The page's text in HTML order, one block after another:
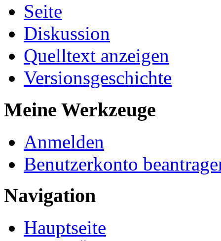
Seite
Diskussion
Quelltext anzeigen
Versionsgeschichte
Meine Werkzeuge
Anmelden
Benutzerkonto
Navigation
Hauptseite